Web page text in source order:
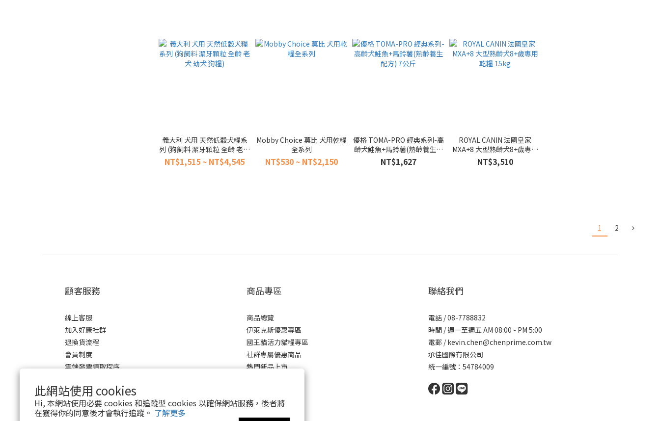
此網站使用 cookies
Hi, 本網站使用必要 cookies 和追蹤型 cookies 以確保網站服務，後者將
在獲得你的同意後才會執行追蹤。 了解更多
義大利 犬用 天然低穀犬糧系
列 (狗飼料 潔牙顆粒 全齡 老犬
幼犬 狗糧)
NT$1,515 ~ NT$4,545
Mobby Choice 莫比 犬用乾糧
全系列
NT$530 ~ NT$2,150
優格 TOMA-PRO 經典系列-高
齡犬鮭魚+馬鈴薯(熟齡養生配
方) 7公斤
NT$1,627
ROYAL CANIN 法國皇家
MXA+8 大型熟齡犬8+歲專用
乾糧 15kg
NT$3,510
1 2
顧客服務
線上客服
加入好康社群
退換貨流程
會員制度
雲端發票領取程序
商品專區
商品總覽
伊萊克斯優惠專區
國王貓活力貓糧專區
社群專屬優惠商品
熱門新品上市
聯絡我們
電話 / 08-7788832
時間 / 週一至週五 AM 08:00 - PM 5:00
電郵 / kevin.chen@chenprime.com.tw
承佳國際有限公司
統一編號：54784009